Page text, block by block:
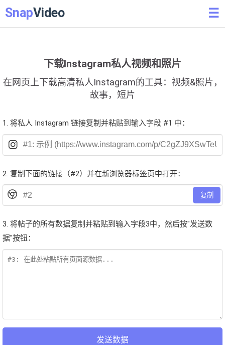
SnapVideo ☰
下载Instagram私人视频和照片
在网页上下载高清私人Instagram的工具：视频&照片，
故事，短片
1. 将私人 Instagram 链接复制并粘贴到输入字段 #1 中：
2. 复制下面的链接（#2）并在新浏览器标签页中打开：
复制
3. 将帖子的所有数据复制并粘贴到输入字段3中，然后按"发送数
据"按钮：
发送数据